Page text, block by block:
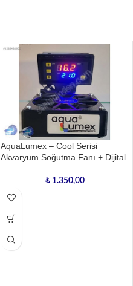
AquaLumex – Cool Serisi
Akvaryum Soğutma Fanı + Dijital
₺1.350,00